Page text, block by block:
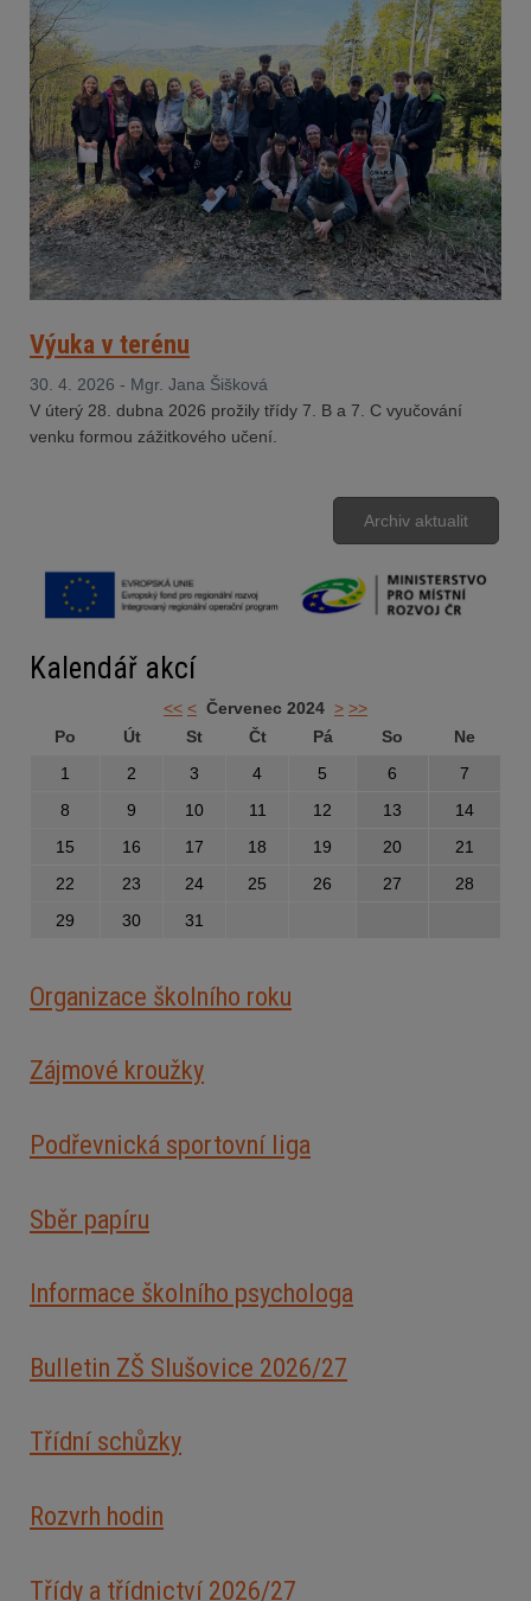
Výuka v terénu
30. 4. 2026 - Mgr. Jana Šišková
V úterý 28. dubna 2026 prožily třídy 7. B a 7. C vyučování
venku formou zážitkového učení.
Archiv aktualit
Kalendář akcí
<< < Červenec 2024 > >>
Po
Út St Čt Pá So
Ne
1
2 3 4 5 6
7
8
9 10 11 12 13
14
15
16 17 18 19 20
21
22
23 24 25 26 27
28
29
30 31
Organizace školního roku
Zájmové kroužky
Podřevnická sportovní liga
Sběr papíru
Informace školního psychologa
Bulletin ZŠ Slušovice 2026/27
Třídní schůzky
Rozvrh hodin
Třídy a třídnictví 2026/27